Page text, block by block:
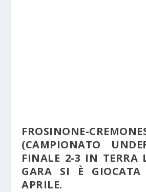
FROSINONE-
(CAMPIONATO
FINALE 2-3 IN TERRA
GARA SI È
APRILE.